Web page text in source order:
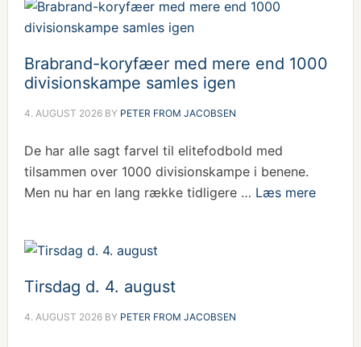
Brabrand-koryfæer med mere end 1000
divisionskampe samles igen
4. AUGUST 2026BY PETER FROM JACOBSEN
De har alle sagt farvel til elitefodbold med
tilsammen over 1000 divisionskampe i benene.
Men nu har en lang række tidligere … Læs mere
Tirsdag d. 4. august
4. AUGUST 2026BY PETER FROM JACOBSEN